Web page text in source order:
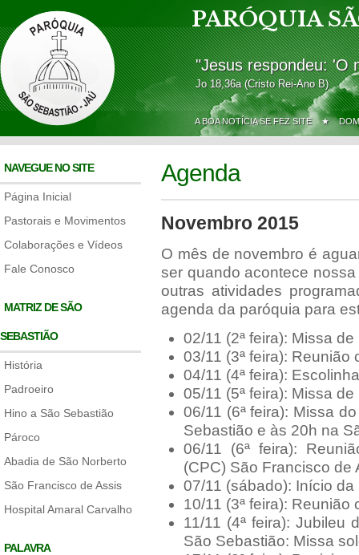
PARÓQUIA
"Jesus respondeu: 'O
Jo 18,36a (Cristo Rei-Ano B)
A BOA NOTÍCIA SE FEZ SITE ★
NAVEGUE NO SITE
Página Inicial
Pastorais e Movimentos
Colaborações e Vídeos
Fale Conosco
MATRIZ DE SÃO
SEBASTIÃO
História
Padroeiro
Hino a São Sebastião
Pároco
Abadia de São Norberto
São Francisco de Assis
Hospital Amaral Carvalho
PALAVRA
Agenda
Novembro 2015
O mês de novembro é
ser quando acontece
outras atividades
agenda da paróquia para
02/11 (2ª feira): Missa
03/11 (3ª feira):
04/11 (4ª feira):
05/11 (5ª feira): Missa
06/11 (6ª feira): Missa
Sebastião e às 20h na
06/11 (6ª feira):
(CPC) São Francisco de
07/11 (sábado): Início
10/11 (3ª feira):
11/11 (4ª feira): Jubileu
São Sebastião: Missa